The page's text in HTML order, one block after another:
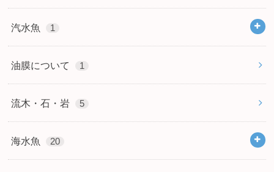
汽水魚 1
油膜について 1
流木・石・岩 5
海水魚 20